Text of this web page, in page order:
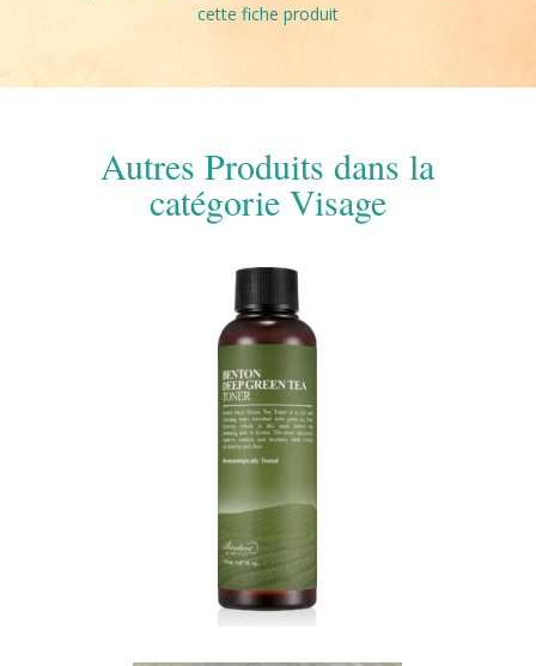
cette fiche produit
Autres Produits dans la
catégorie Visage